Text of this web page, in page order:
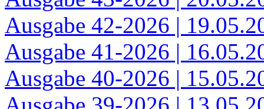
Ausgabe 42-2026 |
Ausgabe 41-2026 |
Ausgabe 40-2026 |